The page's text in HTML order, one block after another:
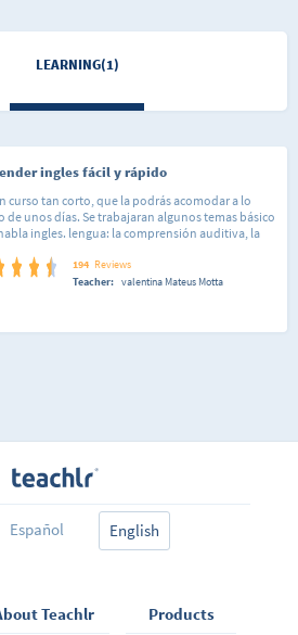
LEARNING(1)
ingles fácil y rápido
curso tan corto, que la podrás acomodar a lo
de unos días. Se trabajaran algunos temas básico
ingles. lengua: la comprensión auditiva, la
activa del alumno. curso de trabajo: no?
el alumno llega a ser capaz de
194 Reviews
Teacher: valentina Mateus Motta
Español English
Teachlr Products